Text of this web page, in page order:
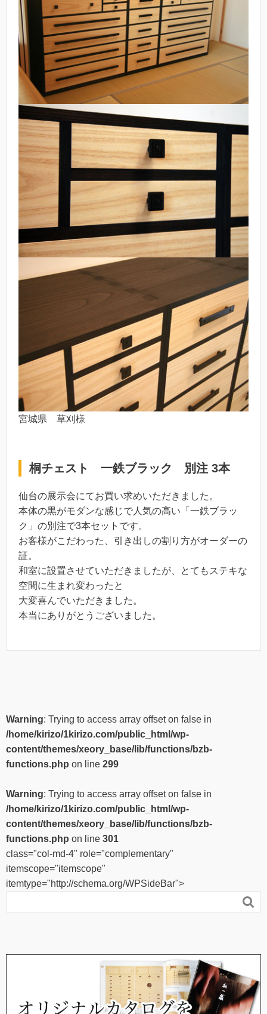
宮城県 草刈様
桐チェスト 一鉄ブラック 別注 3本
仙台の展示会にてお買い求めいただきました。
本体の黒がモダンな感じで人気の高い「一鉄ブラッ
ク」の別注で3本セットです。
お客様がこだわった、引き出しの割り方がオーダーの
証。
和室に設置させていただきましたが、とてもステキな
空間に生まれ変わったと
大変喜んでいただきました。
本当にありがとうございました。
Warning: Trying to access array offset on false in
/home/kirizo/1kirizo.com/public_html/wp-
content/themes/xeory_base/lib/functions/bzb-
functions.php on line 299
Warning: Trying to access array offset on false in
/home/kirizo/1kirizo.com/public_html/wp-
content/themes/xeory_base/lib/functions/bzb-
functions.php on line 301
class="col-md-4" role="complementary"
itemscope="itemscope"
itemtype="http://schema.org/WPSideBar">
